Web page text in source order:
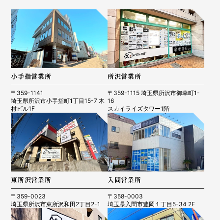
小手指営業所
〒359-1141
埼玉県所沢市小手指町1丁目15-7 木
村ビル1F
所沢営業所
〒359-1115 埼玉県所沢市御幸町1-
16
スカイライズタワー1階
東所沢営業所
〒359-0023
埼玉県所沢市東所沢和田2丁目2-1
入間営業所
〒358-0003
埼玉県入間市豊岡１丁目5-34 2F